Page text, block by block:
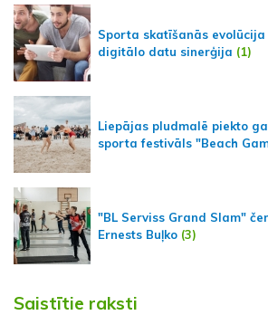
Sporta skatīšanās
digitālo datu sinerģija (1)
Liepājas pludmalē piekto
sporta festivāls "Beach
"BL Serviss Grand Slam"
Ernests Buļko (3)
Saistītie raksti